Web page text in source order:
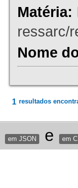
Matéria:
ressarc/
Nome
1 resultados
em JSON e em